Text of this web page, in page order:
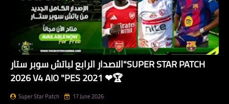
الاصدار الرابع لباتش سوبر ستار"SUPER STAR PATCH
2026 V4 AIO "PES 2021 ❤🏆
Super Star Patch 17 June 2026